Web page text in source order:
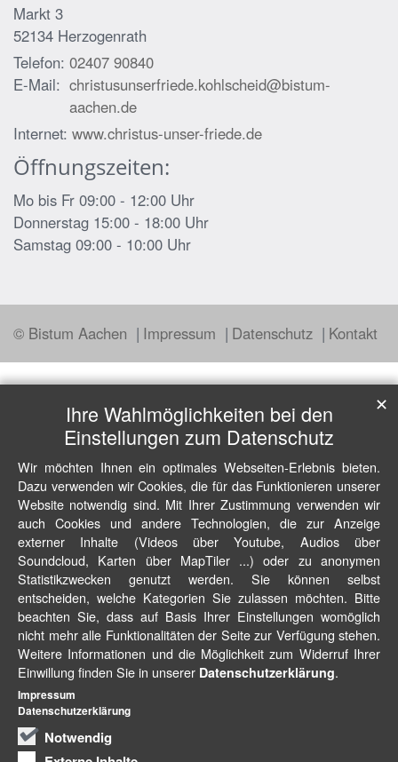
Markt 3
52134 Herzogenrath
Telefon: 02407 90840
E-Mail: christusunserfriede.kohlscheid@bistum-
aachen.de
Internet: www.christus-unser-friede.de
Öffnungszeiten:
Mo bis Fr 09:00 - 12:00 Uhr
Donnerstag 15:00 - 18:00 Uhr
Samstag 09:00 - 10:00 Uhr
© Bistum Aachen Impressum Datenschutz Kontakt
Ihre Wahlmöglichkeiten bei den
Einstellungen zum Datenschutz
Wir möchten Ihnen ein optimales Webseiten-Erlebnis bieten.
Dazu verwenden wir Cookies, die für das Funktionieren unserer
Website notwendig sind. Mit Ihrer Zustimmung verwenden wir
auch Cookies und andere Technologien, die zur Anzeige
externer Inhalte (Videos über Youtube, Audios über
Soundcloud, Karten über MapTiler ...) oder zu anonymen
Statistikzwecken genutzt werden. Sie können selbst
entscheiden, welche Kategorien Sie zulassen möchten. Bitte
beachten Sie, dass auf Basis Ihrer Einstellungen womöglich
nicht mehr alle Funktionalitäten der Seite zur Verfügung stehen.
Weitere Informationen und die Möglichkeit zum Widerruf Ihrer
Einwillung finden Sie in unserer Datenschutzerklärung.
Notwendig
✕
Impressum
Datenschutzerklärung